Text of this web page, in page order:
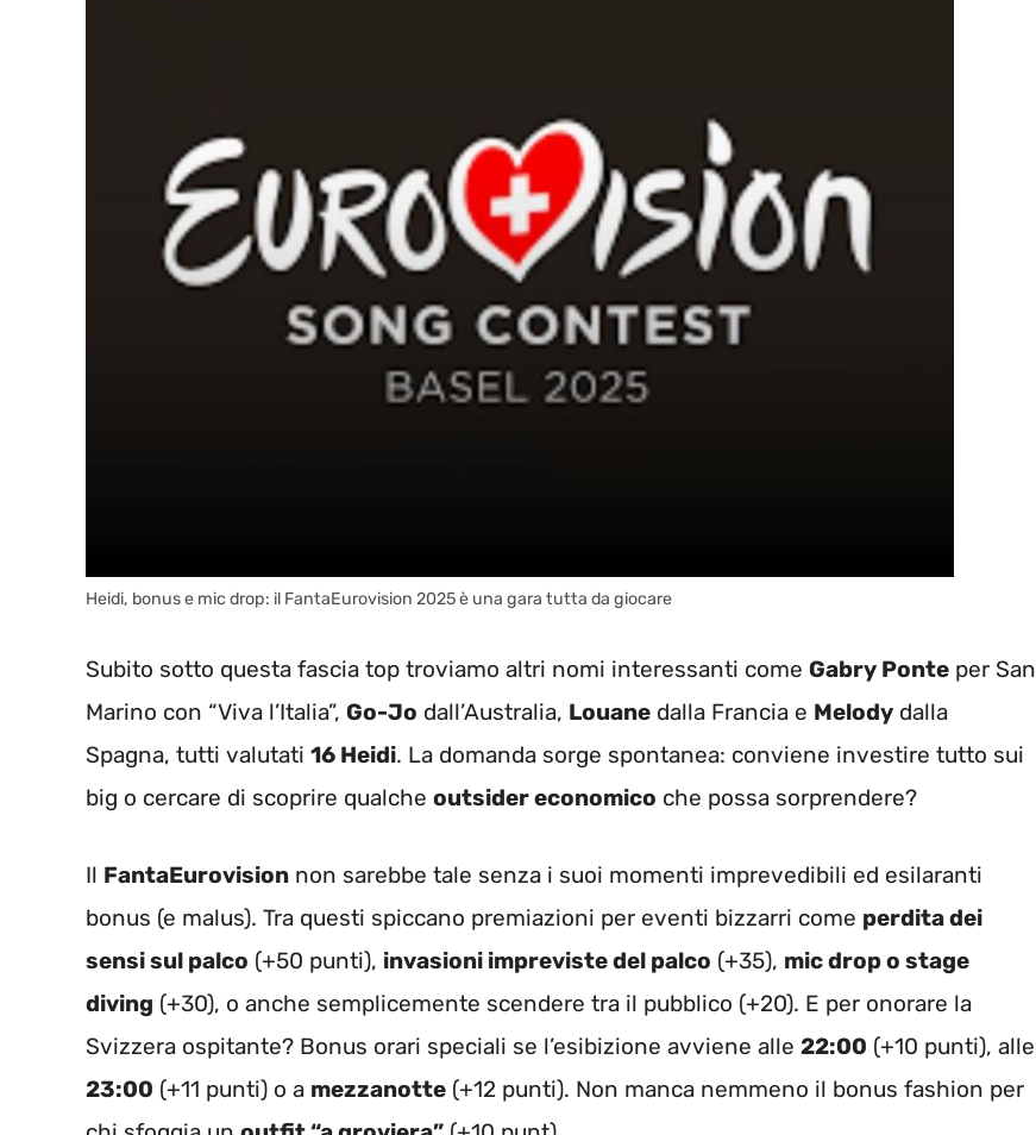
Heidi, bonus e mic drop: il FantaEurovision 2025 è una gara tutta da giocare
Subito sotto questa fascia top troviamo altri nomi interessanti come Gabry Ponte per San
Marino con “Viva l’Italia”, Go-Jo dall’Australia, Louane dalla Francia e Melody dalla
Spagna, tutti valutati 16 Heidi. La domanda sorge spontanea: conviene investire tutto sui
big o cercare di scoprire qualche outsider economico che possa sorprendere?
Il FantaEurovision non sarebbe tale senza i suoi momenti imprevedibili ed esilaranti
bonus (e malus). Tra questi spiccano premiazioni per eventi bizzarri come perdita dei
sensi sul palco (+50 punti), invasioni impreviste del palco (+35), mic drop o stage
diving (+30), o anche semplicemente scendere tra il pubblico (+20). E per onorare la
Svizzera ospitante? Bonus orari speciali se l’esibizione avviene alle 22:00 (+10 punti), alle
23:00 (+11 punti) o a mezzanotte (+12 punti). Non manca nemmeno il bonus fashion per